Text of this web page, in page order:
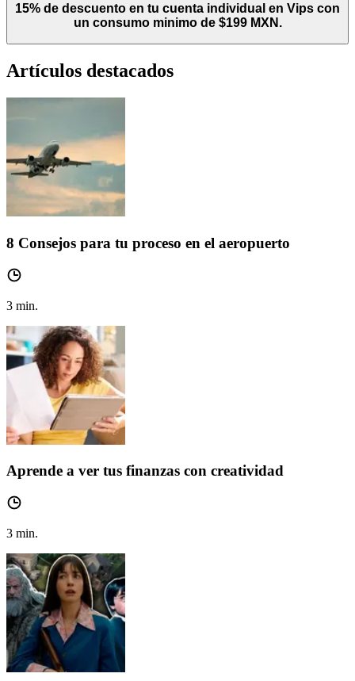
15% de descuento en tu cuenta individual en Vips con
un consumo minimo de $199 MXN.
Artículos destacados
8 Consejos para tu proceso en el aeropuerto
3 min.
Aprende a ver tus finanzas con creatividad
3 min.